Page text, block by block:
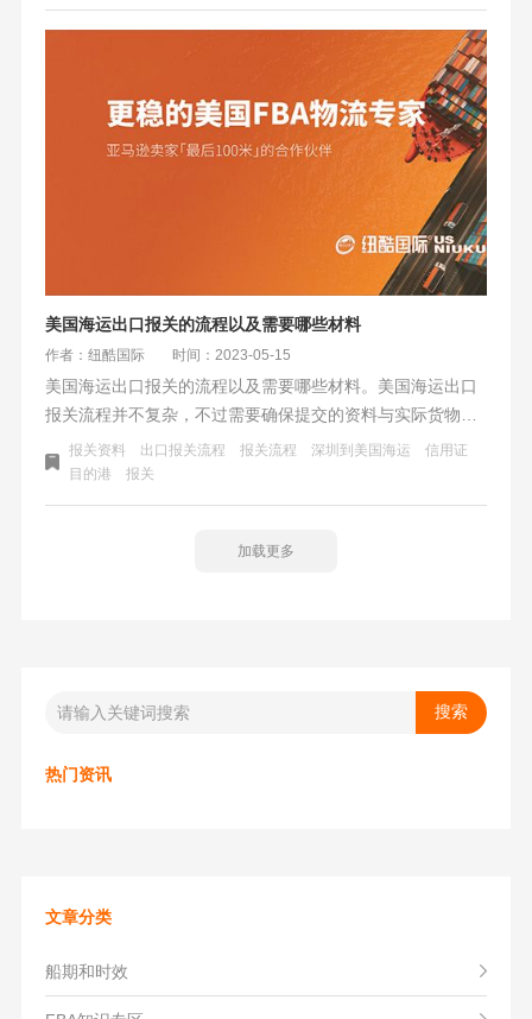
口货物详细信息、商业发票、销售合同等资料。准确完整的
报关和清关可以确保货物的合法性，促进进出口贸易的顺利
美国海运出口报关的流程以及需要哪些材料
作者：纽酷国际 时间：2023-05-15
美国海运出口报关的流程以及需要哪些材料。美国海运出口
报关流程并不复杂，不过需要确保提交的资料与实际货物准
确、一致。否则会造成不必要的查验。海运出口报关的流程
一般包括以下步骤：一、出口报关所需要资料；二、出口报
报关资料 出口报关流程 报关流程 深圳到美国海运
信用证
目的港
报关
加载更多
热门资讯
文章分类
船期和时效